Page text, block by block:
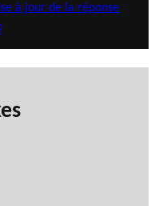
à jour de la réponse